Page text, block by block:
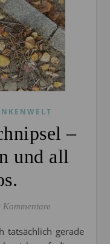
–
und all
Kommentare